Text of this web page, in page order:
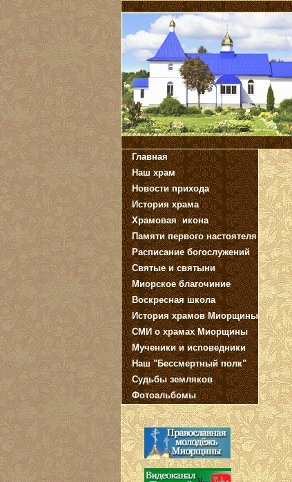
Главная
Наш храм
Новости прихода
История храма
Храмовая икона
Памяти первого настоятеля
Расписание богослужений
Святые и святыни
Миорское благочиние
Воскресная школа
История храмов Миорщины
СМИ о храмах Миорщины
Мученики и исповедники
Наш "Бессмертный полк"
Судьбы земляков
Фотоальбомы